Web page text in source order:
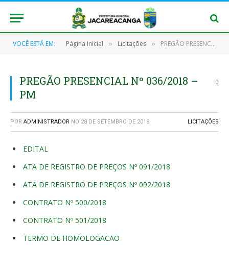
VOCÊ ESTÁ EM: Página Inicial » Licitações » PREGÃO PRESENCIAL Nº 036/2018 – PM
PREGÃO PRESENCIAL Nº 036/2018 –
PM
0
POR ADMINISTRADOR NO 28 DE SETEMBRO DE 2018 LICITAÇÕES
EDITAL
ATA DE REGISTRO DE PREÇOS Nº 091/2018
ATA DE REGISTRO DE PREÇOS Nº 092/2018
CONTRATO Nº 500/2018
CONTRATO Nº 501/2018
TERMO DE HOMOLOGACAO